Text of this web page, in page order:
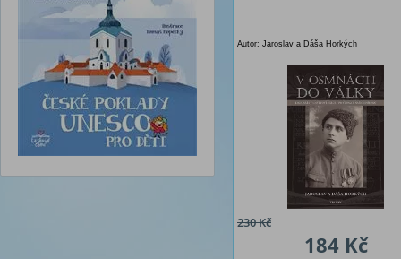
Autor: Jaroslav a Dáša Horkých
230 Kč
184 Kč